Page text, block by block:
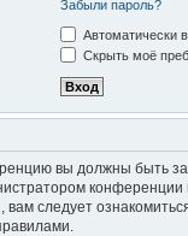
Забыли пароль?
Автоматически
Скрыть моё
вы должны быть
конференции
вам следует